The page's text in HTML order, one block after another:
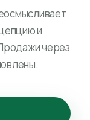
и
через